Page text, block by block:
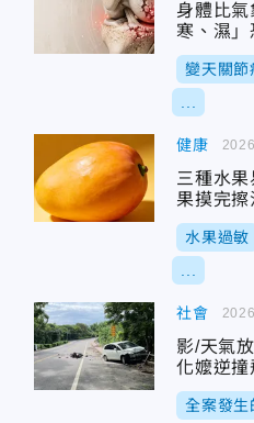
身體比氣
寒、濕」
變天關節
健康
三種水
果摸完
水果過敏
社會
影/天氣
化嬤逆撞
全案發生